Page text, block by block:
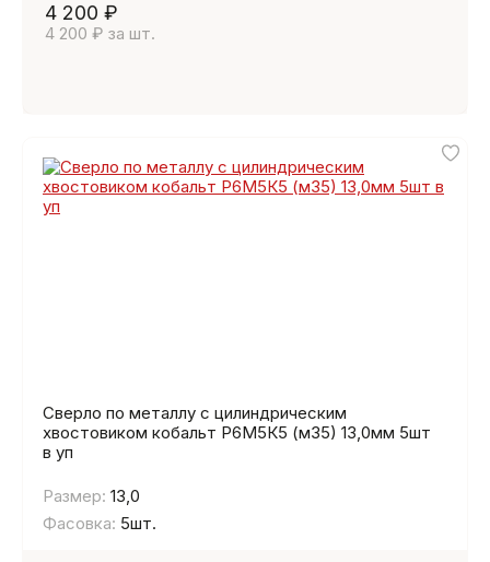
4 200 ₽
4 200 ₽ за шт.
Сверло по металлу с цилиндрическим
хвостовиком кобальт Р6М5К5 (м35) 13,0мм 5шт
в уп
Размер: 13,0
Фасовка: 5шт.